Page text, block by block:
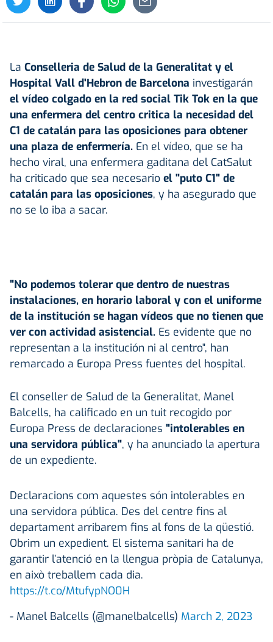
La Conselleria de Salud de la Generalitat y el
Hospital Vall d'Hebron de Barcelona investigarán
el vídeo colgado en la red social Tik Tok en la que
una enfermera del centro critica la necesidad del
C1 de catalán para las oposiciones para obtener
una plaza de enfermería. En el vídeo, que se ha
hecho viral, una enfermera gaditana del CatSalut
ha criticado que sea necesario el "puto C1" de
catalán para las oposiciones, y ha asegurado que
no se lo iba a sacar.
"No podemos tolerar que dentro de nuestras
instalaciones, en horario laboral y con el uniforme
de la institución se hagan vídeos que no tienen que
ver con actividad asistencial. Es evidente que no
representan a la institución ni al centro", han
remarcado a Europa Press fuentes del hospital.
El conseller de Salud de la Generalitat, Manel
Balcells, ha calificado en un tuit recogido por
Europa Press de declaraciones "intolerables en
una servidora pública", y ha anunciado la apertura
de un expediente.
Declaracions com aquestes són intolerables en
una servidora pública. Des del centre fins al
departament arribarem fins al fons de la qüestió.
Obrim un expedient. El sistema sanitari ha de
garantir l’atenció en la llengua pròpia de Catalunya,
en això treballem cada dia.
https://t.co/MtufypNO0H
- Manel Balcells (@manelbalcells) March 2, 2023